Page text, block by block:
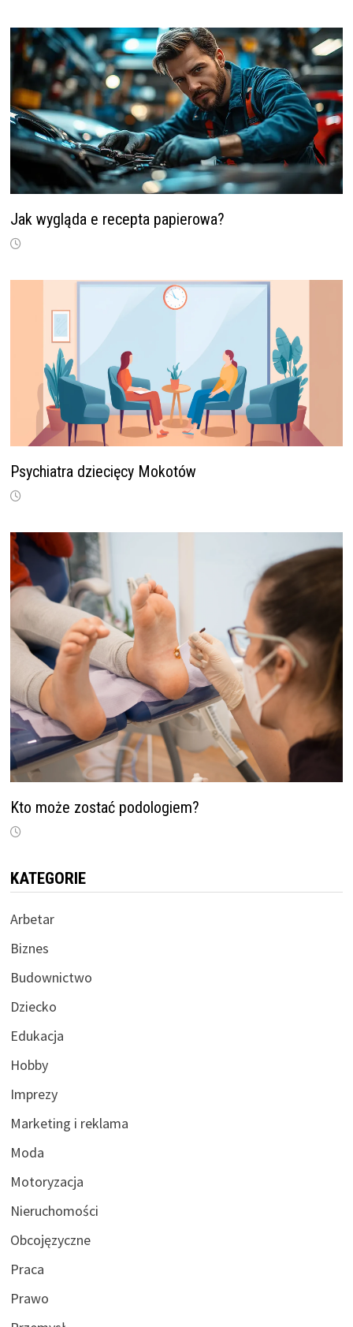
Jak wygląda e recepta papierowa?
Psychiatra dziecięcy Mokotów
Kto może zostać podologiem?
KATEGORIE
Arbetar
Biznes
Budownictwo
Dziecko
Edukacja
Hobby
Imprezy
Marketing i reklama
Moda
Motoryzacja
Nieruchomości
Obcojęzyczne
Praca
Prawo